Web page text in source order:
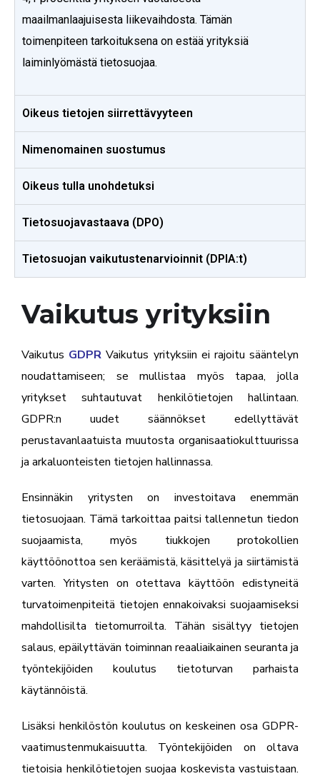
maailmanlaajuisesta liikevaihdosta. Tämän
toimenpiteen tarkoituksena on estää yrityksiä
laiminlyömästä tietosuojaa.
Oikeus tietojen siirrettävyyteen
Nimenomainen suostumus
Oikeus tulla unohdetuksi
Tietosuojavastaava (DPO)
Tietosuojan vaikutustenarvioinnit (DPIA:t)
Vaikutus yrityksiin
Vaikutus GDPR Vaikutus yrityksiin ei rajoitu sääntelyn
noudattamiseen; se mullistaa myös tapaa, jolla
yritykset suhtautuvat henkilötietojen hallintaan.
GDPR:n uudet säännökset edellyttävät
perustavanlaatuista muutosta organisaatiokulttuurissa
ja arkaluonteisten tietojen hallinnassa.
Ensinnäkin yritysten on investoitava enemmän
tietosuojaan. Tämä tarkoittaa paitsi tallennetun tiedon
suojaamista, myös tiukkojen protokollien
käyttöönottoa sen keräämistä, käsittelyä ja siirtämistä
varten. Yritysten on otettava käyttöön edistyneitä
turvatoimenpiteitä tietojen ennakoivaksi suojaamiseksi
mahdollisilta tietomurroilta. Tähän sisältyy tietojen
salaus, epäilyttävän toiminnan reaaliaikainen seuranta ja
työntekijöiden koulutus tietoturvan parhaista
käytännöistä.
Lisäksi henkilöstön koulutus on keskeinen osa GDPR-
vaatimustenmukaisuutta. Työntekijöiden on oltava
tietoisia henkilötietojen suojaa koskevista vastuistaan.